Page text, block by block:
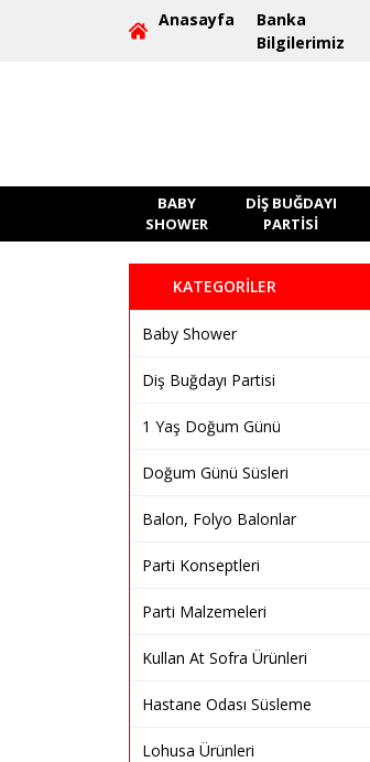
Anasayfa
Banka
Bilgilerimiz
BABY
SHOWER
DIŞ BUĞDAYI
PARTISI
KATEGORİLER
Baby Shower
Diş Buğdayı Partisi
1 Yaş Doğum Günü
Doğum Günü Süsleri
Balon, Folyo Balonlar
Parti Konseptleri
Parti Malzemeleri
Kullan At Sofra Ürünleri
Hastane Odası Süsleme
Lohusa Ürünleri